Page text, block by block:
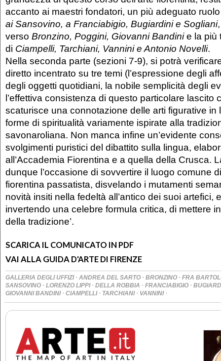
accanto ai maestri fondatori, un più adeguato
ai Sansovino, a Franciabigio, Bugiardini e Sogliani
verso Bronzino, Poggini, Giovanni Bandinie la più
di Ciampelli, Tarchiani, Vannini e Antonio Novelli.
Nella seconda parte (sezioni 7-9), si potrà
diretto incentrato su tre temi (l’espressione degli
degli oggetti quotidiani, la nobile semplicità degli
l’effettiva consistenza di questo particolare lascito
scaturisce una connotazione delle arti figurative in
forme di spiritualità variamente ispirate alla
savonaroliana. Non manca infine un’evidente
svolgimenti puristici del dibattito sulla lingua,
all’Accademia Fiorentina e a quella della Crusca.
dunque l’occasione di sovvertire il luogo comune
fiorentina passatista, disvelando i mutamenti
novità insiti nella fedeltà all’antico dei suoi artefici,
invertendo una celebre formula critica, di mettere
della tradizione’.
SCARICA IL COMUNICATO IN PDF
VAI ALLA GUIDA D'ARTE DI FIRENZE
GALLERIA DEGLI UFFIZI · ANDREA DEL SARTO · BRONZINO · FRA
SANSOVINO · LORENZO LIPPI · DELLA ROBBIA · FRANCIABIGIO ·
GIOVANNI BANDINI · CIAMPELLI · TARCHIANI · VANNINI ·